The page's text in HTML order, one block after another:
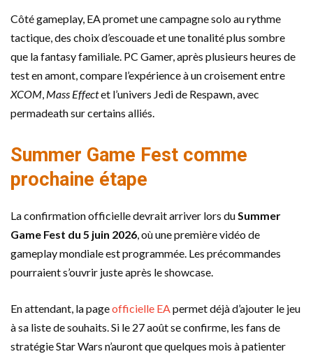
Côté gameplay, EA promet une campagne solo au rythme
tactique, des choix d’escouade et une tonalité plus sombre
que la fantasy familiale. PC Gamer, après plusieurs heures de
test en amont, compare l’expérience à un croisement entre
XCOM, Mass Effectet l’univers Jedi de Respawn, avec
permadeath sur certains alliés.
Summer Game Fest comme
prochaine étape
La confirmation officielle devrait arriver lors duSummer
Game Fest du 5 juin 2026, où une première vidéo de
gameplay mondiale est programmée. Les précommandes
pourraient s’ouvrir juste après le showcase.
En attendant, la pageofficielle EApermet déjà d’ajouter le jeu
à sa liste de souhaits. Si le 27 août se confirme, les fans de
stratégie Star Wars n’auront que quelques mois à patienter